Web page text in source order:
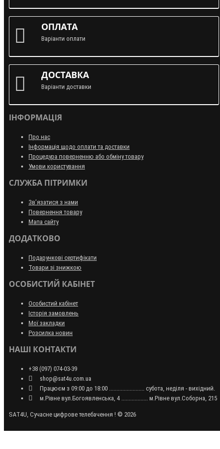
ОПЛАТА
Варіанти оплати
ДОСТАВКА
Варіанти доставки
ІНФОРМАЦІЯ
Про нас
Інформація щодо оплати та доставки
Процедура поверненню або обміну товару
Умови користування
СЛУЖБА ПІТРИМКИ
Зв’язатися з нами
Повернення товару
Мапа сайту
ДОДАТКОВО
Подарункові сертифікати
Товари зі знижкою
ОСОБИСТИЙ КАБІНЕТ
Особистий кабінет
Історія замовлень
Мої закладки
Розсилка новин
НАШІ КОНТАКТИ
+38 (097) 074-03-39
shop@sat4u.com.ua
Працюєм з 09:00 до 18:00 ........................ субота, неділя - вихідний.
м.Рівне вул.Богоявленська, 4 .................. м.Рівне вул.Соборна, 215
SAT4U, Сучасне цифрове телебачення ! © 2026